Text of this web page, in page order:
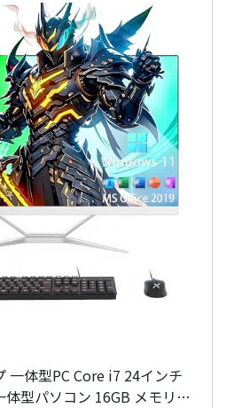
一体型PC Core i7 24インチ
型パソコン 16GB メモリ